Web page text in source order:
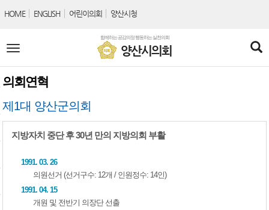
함께하는 공감의정 행동하는 실천의회
양산시의회
HOME ENGLISH 어린이의회 양산시청
전
메
뉴
의회연혁
제1대 양산군의회
지방자치 중단 후 30년 만의 지방의회 부활
1991. 03. 26
의원선거 (선거구수: 12개 / 인원정수: 14인)
1991. 04. 15
개원 및 전반기 의장단 선출